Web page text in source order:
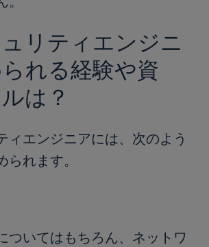
リティエンジニ
れる経験や資
は？
ィエンジニアには、次のよう
られます。
ついてはもちろん、ネットワ